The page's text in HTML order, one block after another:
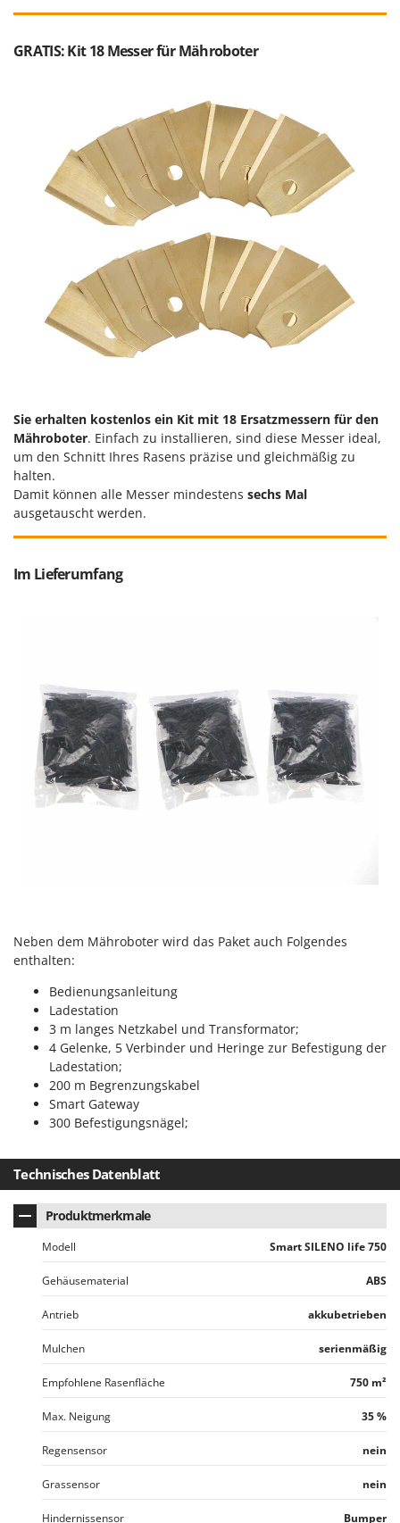
GRATIS: Kit 18 Messer für Mähroboter
Sie erhalten kostenlos ein Kit mit 18 Ersatzmessern für den
Mähroboter. Einfach zu installieren, sind diese Messer ideal,
um den Schnitt Ihres Rasens präzise und gleichmäßig zu
halten.
Damit können alle Messer mindestens sechs Mal
ausgetauscht werden.
Im Lieferumfang
Neben dem Mähroboter wird das Paket auch Folgendes
enthalten:
Bedienungsanleitung
Ladestation
3 m langes Netzkabel und Transformator;
4 Gelenke, 5 Verbinder und Heringe zur Befestigung der
Ladestation;
200 m Begrenzungskabel
Smart Gateway
300 Befestigungsnägel;
Technisches Datenblatt
Produktmerkmale
Modell Smart SILENO life 750
Gehäusematerial ABS
Antrieb akkubetrieben
Mulchen serienmäßig
Empfohlene Rasenfläche 750 m²
Max. Neigung 35 %
Regensensor nein
Grassensor nein
Hindernissensor Bumper